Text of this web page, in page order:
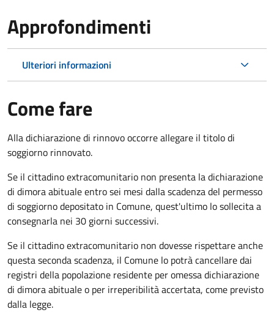
Approfondimenti
Ulteriori informazioni
Come fare
Alla dichiarazione di rinnovo occorre allegare il titolo di
soggiorno rinnovato.
Se il cittadino extracomunitario non presenta la dichiarazione
di dimora abituale entro sei mesi dalla scadenza del permesso
di soggiorno depositato in Comune, quest'ultimo lo sollecita a
consegnarla nei 30 giorni successivi.
Se il cittadino extracomunitario non dovesse rispettare anche
questa seconda scadenza, il Comune lo potrà cancellare dai
registri della popolazione residente per omessa dichiarazione
di dimora abituale o per irreperibilità accertata, come previsto
dalla legge.